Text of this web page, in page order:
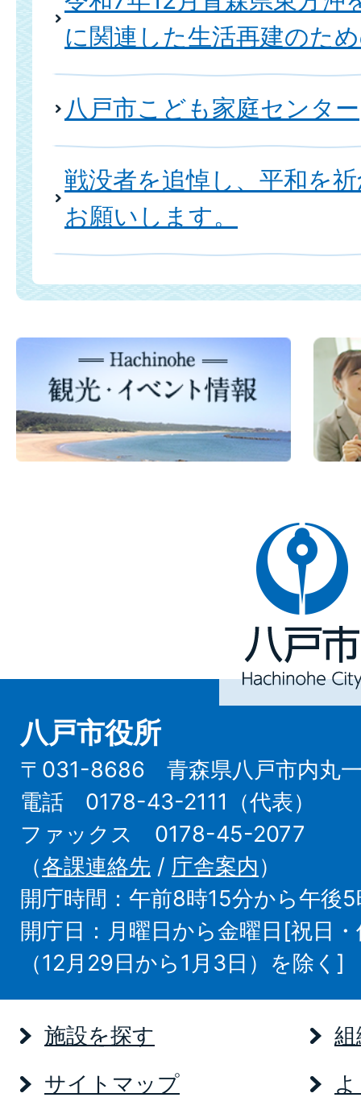
に関連した生活再建のた
八戸市こども家庭センター
戦没者を追悼し、平和を
お願いします。
八
戸
Hachinohe
City
八戸市役所
〒031-8686 青森県八戸市内丸一
電話 0178-43-2111（代表）
ファックス 0178-45-2077
（各課連絡先 / 庁舎案内）
開庁時間：午前8時15分から午後
開庁日：月曜日から金曜日[祝日
（12月29日から1月3日）を除く]
施設を探す
サイトマップ